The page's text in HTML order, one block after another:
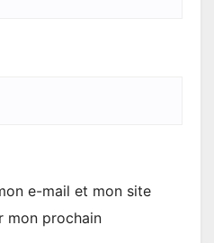
e-mail et mon site
mon prochain